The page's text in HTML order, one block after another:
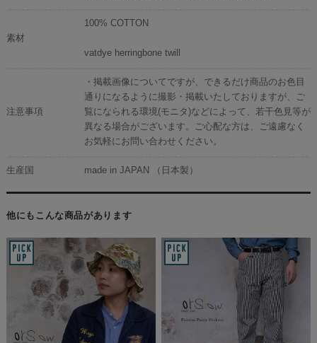
素材
100% COTTON
vatdye herringbone twill
注意事項
・掲載画像についてですが、できるだけ商品のお色目
通りになるように撮影・掲載いたしておりますが、ご
覧になられる環境(モニタ)などによって、若干色見等が
異なる場合がございます。ご心配な方は、ご遠慮なく
お気軽にお問い合わせください。
生産国 made in JAPAN （日本製）
他にもこんな商品があります